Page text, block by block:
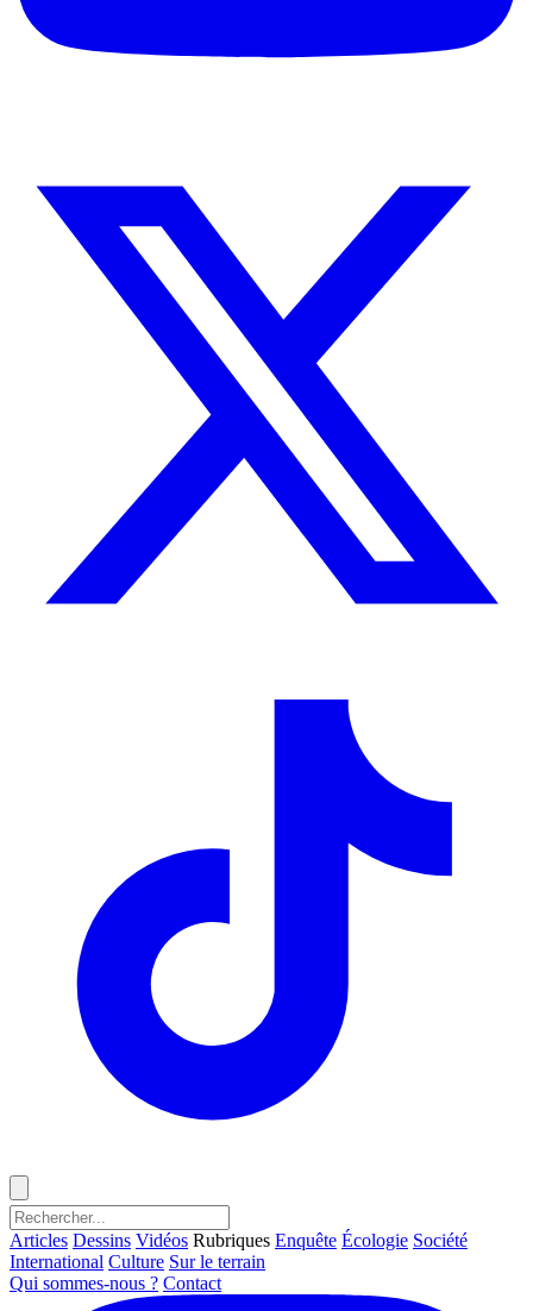
Articles Dessins Vidéos Rubriques Enquête Écologie Société
International Culture Sur le terrain
Qui sommes-nous ? Contact